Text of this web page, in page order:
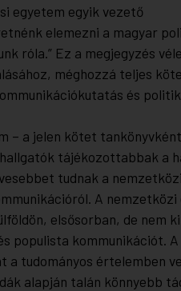
egyetem egyik vezető
elemezni a magyar
róla.” Ez a megjegyzés
méghozzá teljes
és
– a jelen kötet
tájékozottabbak a
tudnak a
A nemzetközi
elsősorban, de nem
populista kommunikációt.
a tudományos értelemben
alapján talán könnyebb